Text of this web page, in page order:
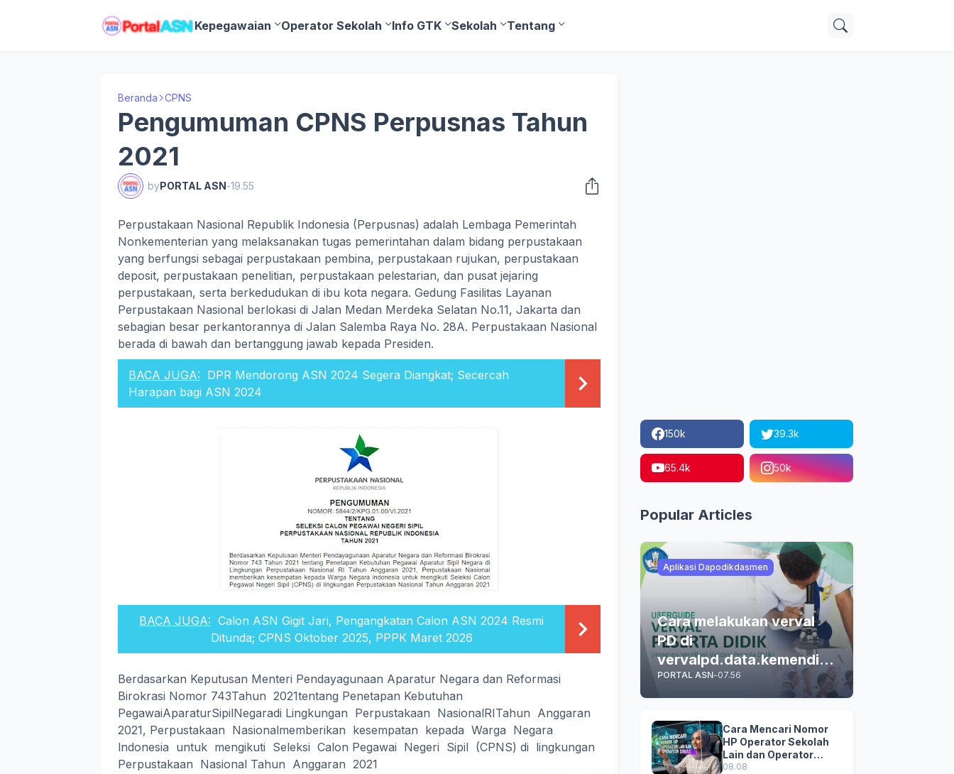
Kepegawaian Operator Sekolah Info GTK Sekolah Tentang
Beranda CPNS
Pengumuman CPNS Perpusnas Tahun
2021
byPORTAL ASN-19.55
Perpustakaan Nasional Republik Indonesia (Perpusnas) adalah Lembaga Pemerintah
Nonkementerian yang melaksanakan tugas pemerintahan dalam bidang perpustakaan
yang berfungsi sebagai perpustakaan pembina, perpustakaan rujukan, perpustakaan
deposit, perpustakaan penelitian, perpustakaan pelestarian, dan pusat jejaring
perpustakaan, serta berkedudukan di ibu kota negara. Gedung Fasilitas Layanan
Perpustakaan Nasional berlokasi di Jalan Medan Merdeka Selatan No.11, Jakarta dan
sebagian besar perkantorannya di Jalan Salemba Raya No. 28A. Perpustakaan Nasional
berada di bawah dan bertanggung jawab kepada Presiden.
BACA JUGA: DPR Mendorong ASN 2024 Segera Diangkat; Secercah
Harapan bagi ASN 2024
BACA JUGA: Calon ASN Gigit Jari, Pengangkatan Calon ASN 2024 Resmi
Ditunda; CPNS Oktober 2025, PPPK Maret 2026
Berdasarkan Keputusan Menteri Pendayagunaan Aparatur Negara dan Reformasi
Birokrasi Nomor 743Tahun 2021tentang Penetapan Kebutuhan
PegawaiAparaturSipilNegaradi Lingkungan Perpustakaan NasionalRITahun Anggaran
2021, Perpustakaan Nasionalmemberikan kesempatan kepada Warga Negara
lndonesia untuk mengikuti Seleksi Calon Pegawai Negeri Sipil (CPNS) di lingkungan
Perpustakaan Nasional Tahun Anggaran 2021
150k 39.3k
65.4k 50k
Popular Articles
Aplikasi Dapodikdasmen
Cara melakukan verval
PD di
vervalpd.data.kemendikd
asmen.go.id
PORTAL ASN-07.56
Cara Mencari Nomor
HP Operator Sekolah
Lain dan Operator
Dinas di SDM Data
08.08